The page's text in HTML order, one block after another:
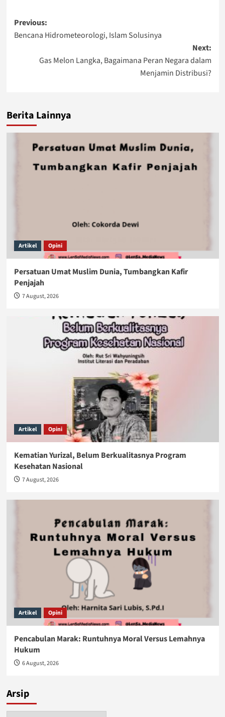
Post
navigation
Previous:
Bencana Hidrometeorologi, Islam Solusinya
Next:
Gas Melon Langka, Bagaimana Peran Negara dalam
Menjamin Distribusi?
Berita Lainnya
Artikel Opini
Persatuan Umat Muslim Dunia, Tumbangkan Kafir
Penjajah
7 August, 2026
Artikel Opini
Kematian Yurizal, Belum Berkualitasnya Program
Kesehatan Nasional
7 August, 2026
Artikel Opini
Pencabulan Marak: Runtuhnya Moral Versus Lemahnya
Hukum
6 August, 2026
Arsip